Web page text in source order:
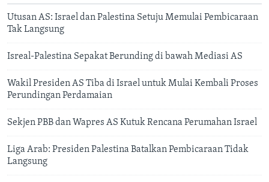
Utusan AS: Israel dan Palestina Setuju Memulai Pembicaraan
Tak Langsung
Isreal-Palestina Sepakat Berunding di bawah Mediasi AS
Wakil Presiden AS Tiba di Israel untuk Mulai Kembali Proses
Perundingan Perdamaian
Sekjen PBB dan Wapres AS Kutuk Rencana Perumahan Israel
Liga Arab: Presiden Palestina Batalkan Pembicaraan Tidak
Langsung